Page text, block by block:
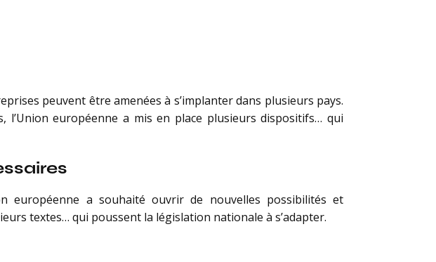
peuvent être amenées à s’implanter dans plusieurs pays.
européenne a mis en place plusieurs dispositifs… qui
européenne a souhaité ouvrir de nouvelles possibilités et
textes… qui poussent la législation nationale à s’adapter.